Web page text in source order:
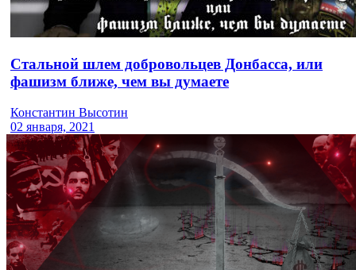
Стальной шлем добровольцев Донбасса, или
фашизм ближе, чем вы думаете
Константин Высотин
02 января, 2021